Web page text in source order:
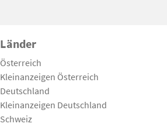
Länder
Österreich
Kleinanzeigen Österreich
Deutschland
Kleinanzeigen Deutschland
Schweiz